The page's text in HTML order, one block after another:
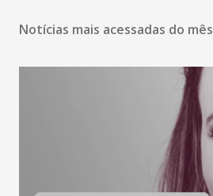
Notícias mais acessadas do mês